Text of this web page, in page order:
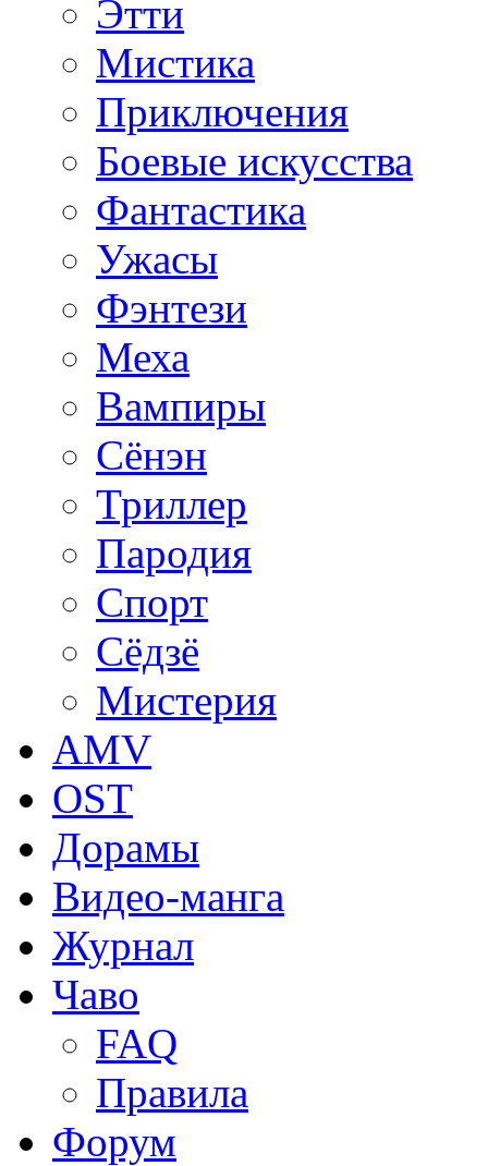
Этти
Мистика
Приключения
Боевые искусства
Фантастика
Ужасы
Фэнтези
Меха
Вампиры
Сёнэн
Триллер
Пародия
Спорт
Сёдзё
Мистерия
AMV
OST
Дорамы
Видео-манга
Журнал
Чаво
FAQ
Правила
Форум